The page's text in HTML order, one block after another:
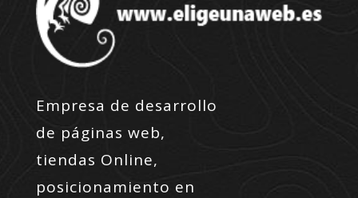
Empresa de desarrollo
de páginas web,
tiendas Online,
posicionamiento en